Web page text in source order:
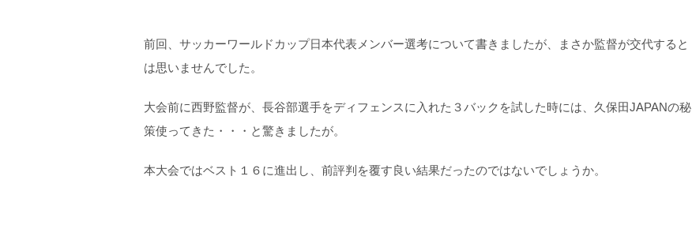
前回、サッカーワールドカップ日本代表メンバー選考について書きましたが、まさか監督が交代すると
は思いませんでした。
大会前に西野監督が、長谷部選手をディフェンスに入れた３バックを試した時には、久保田JAPANの秘
策使ってきた・・・と驚きましたが。
本大会ではベスト１６に進出し、前評判を覆す良い結果だったのではないでしょうか。